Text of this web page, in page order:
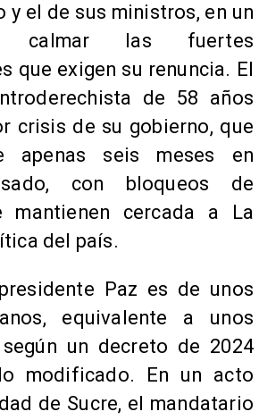
y el de sus ministros, en un
calmar las fuertes
que exigen su renuncia. El
de 58 años
crisis de su gobierno, que
apenas seis meses en
con bloqueos de
mantienen cercada a La
del país.
Paz es de unos
equivalente a unos
un decreto de 2024
modificado. En un acto
de Sucre, el mandatario